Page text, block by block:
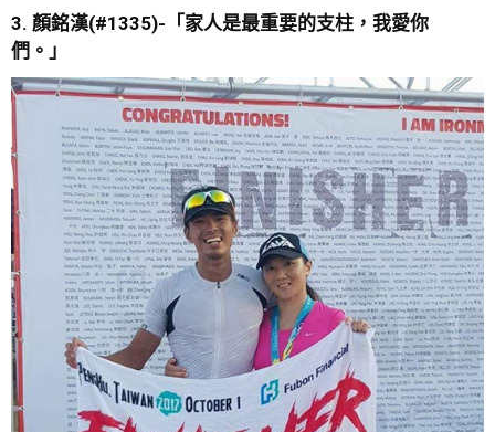
3. 顏銘漢(#1335)- 「家人是最重要的支柱，我愛你
們。」